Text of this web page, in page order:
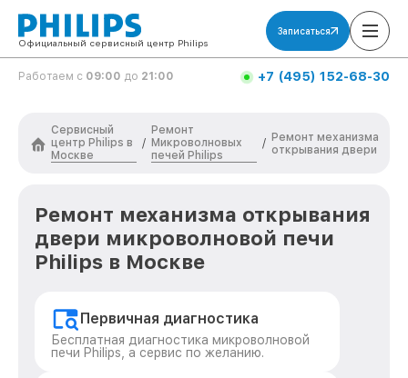
Официальный сервисный центр Philips
Записаться
Работаем с 09:00 до 21:00 +7 (495) 152-68-30
Сервисный
центр Philips в
Москве
/
Ремонт
Микроволновых
печей Philips
/ Ремонт механизма
открывания двери
Ремонт механизма открывания
двери микроволновой печи
Philips в Москве
Первичная диагностика
Бесплатная диагностика микроволновой
печи Philips, а сервис по желанию.